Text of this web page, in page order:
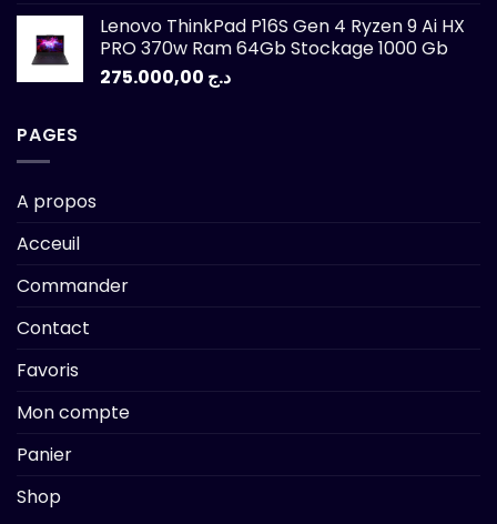
Lenovo ThinkPad P16S Gen 4 Ryzen 9 Ai HX
PRO 370w Ram 64Gb Stockage 1000 Gb
د.ج
PAGES
A propos
Acceuil
Commander
Contact
Favoris
Mon compte
Panier
Shop